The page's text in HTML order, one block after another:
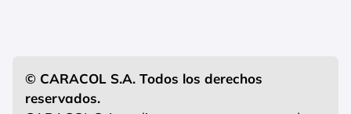
© CARACOL S.A. Todos los derechos
reservados.